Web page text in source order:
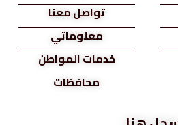
تواصل معنا
معلوماتي
خدمات المواطن
محافظات